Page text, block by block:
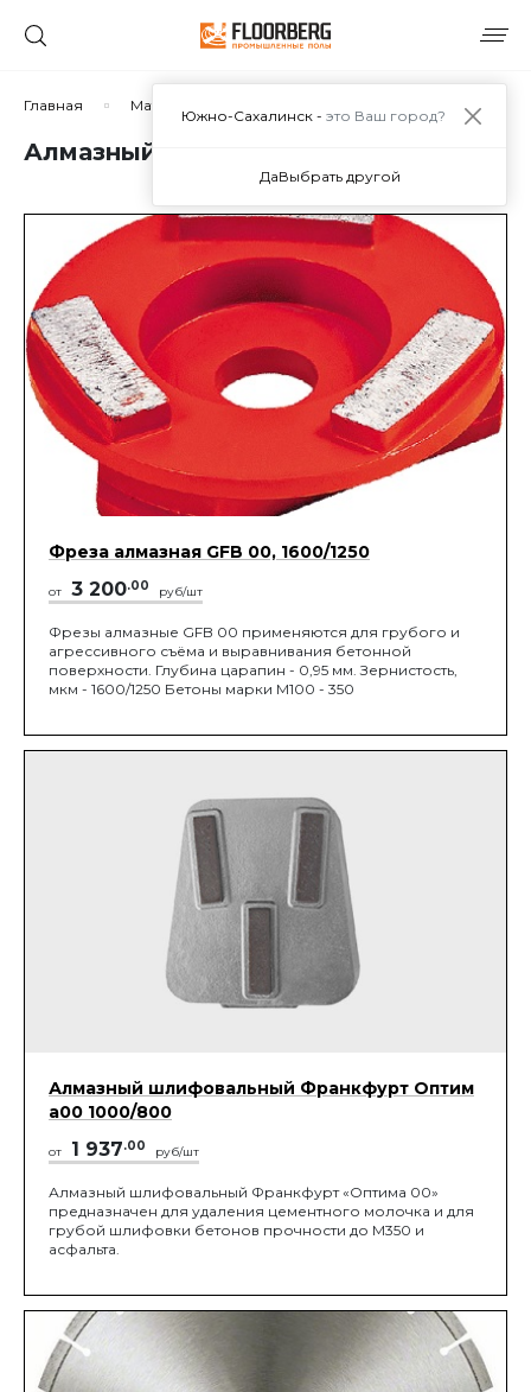
Главная Материалы Дополнительные материалы
Алмазный инструмент
Фреза алмазная GFB 00, 1600/1250
от 3 200.00 руб/шт
Фрезы алмазные GFB 00 применяются для грубого и
агрессивного съёма и выравнивания бетонной
поверхности. Глубина царапин - 0,95 мм. Зернистость,
мкм - 1600/1250 Бетоны марки М100 - 350
Алмазный шлифовальный Франкфурт Оптим
а00 1000/800
от 1 937.00 руб/шт
Алмазный шлифовальный Франкфурт «Оптима 00»
предназначен для удаления цементного молочка и для
грубой шлифовки бетонов прочности до М350 и
асфальта.
Южно-Сахалинск - это Ваш город?
ДаВыбрать другой